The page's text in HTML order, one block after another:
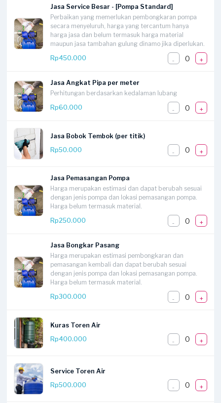
Jasa Service Besar - [Pompa Standard]
Perbaikan yang memerlukan pembongkaran pompa
secara menyeluruh, harga yang tercantum hanya
harga jasa dan belum termasuk harga material
maupun jasa tambahan gulung dinamo jika diperlukan.
Rp450.000
- 0 +
Jasa Angkat Pipa per meter
Perhitungan berdasarkan kedalaman lubang
Rp60.000
- 0 +
Jasa Bobok Tembok (per titik)
Rp50.000
- 0 +
Jasa Pemasangan Pompa
Harga merupakan estimasi dan dapat berubah sesuai
dengan jenis pompa dan lokasi pemasangan pompa.
Harga belum termasuk material.
Rp250.000
- 0 +
Jasa Bongkar Pasang
Harga merupakan estimasi pembongkaran dan
pemasangan kembali dan dapat berubah sesuai
dengan jenis pompa dan lokasi pemasangan pompa.
Harga belum termasuk material.
Rp300.000
- 0 +
Kuras Toren Air
Rp400.000
- 0 +
Service Toren Air
Rp500.000
- 0 +